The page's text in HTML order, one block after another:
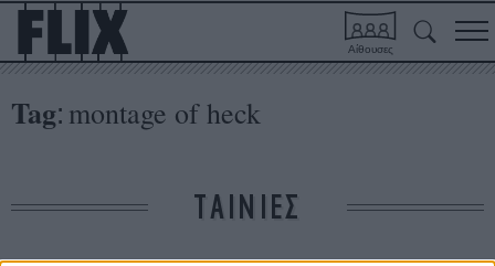
Αίθουσες
Tag: montage of heck
ΤΑΙΝΙΕΣ